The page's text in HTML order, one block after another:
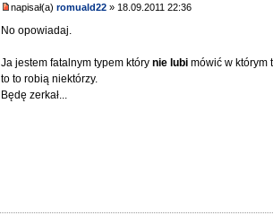
napisał(a)romuald22 » 18.09.2011 22:36
No opowiadaj.
Ja jestem fatalnym typem którynie lubi mówić w którym
to to robią niektórzy.
Będę zerkał...